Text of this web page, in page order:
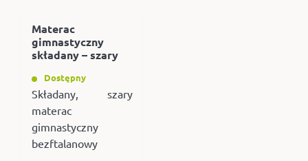
Materac
gimnastyczny
składany – szary
Dostępny
Składany, szary
materac
gimnastyczny
bezftalanowy